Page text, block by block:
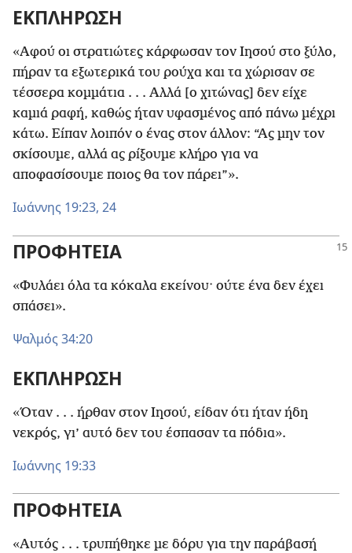
ΕΚΠΛΗΡΩΣΗ
«Αφού οι στρατιώτες κάρφωσαν τον Ιησού στο ξύλο,
πήραν τα εξωτερικά του ρούχα και τα χώρισαν σε
τέσσερα κομμάτια . . . Αλλά [ο χιτώνας] δεν είχε
καμιά ραφή, καθώς ήταν υφασμένος από πάνω μέχρι
κάτω. Είπαν λοιπόν ο ένας στον άλλον: “Ας μην τον
σκίσουμε, αλλά ας ρίξουμε κλήρο για να
αποφασίσουμε ποιος θα τον πάρει”».
Ιωάννης 19:23, 24
ΠΡΟΦΗΤΕΙΑ
«Φυλάει όλα τα κόκαλα εκείνου· ούτε ένα δεν έχει
σπάσει».
Ψαλμός 34:20
ΕΚΠΛΗΡΩΣΗ
«Όταν . . . ήρθαν στον Ιησού, είδαν ότι ήταν ήδη
νεκρός, γι’ αυτό δεν του έσπασαν τα πόδια».
Ιωάννης 19:33
ΠΡΟΦΗΤΕΙΑ
«Αυτός . . . τρυπήθηκε με δόρυ για την παράβασή